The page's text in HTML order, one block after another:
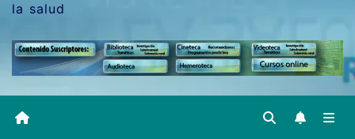
la salud